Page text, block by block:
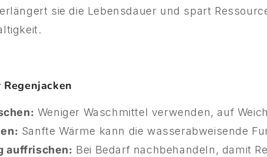
sie die Lebensdauer und spart
Weniger Waschmittel verwenden, auf
Sanfte Wärme kann die wasserabweisende
auffrischen: Bei Bedarf nachbehandeln, damit